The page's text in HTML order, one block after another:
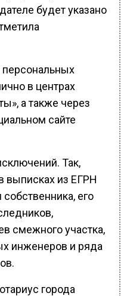
будет указано
в центрах
а также через
сайте
Так,
выписках из ЕГРН
его
смежного участка,
инженеров и ряда
города